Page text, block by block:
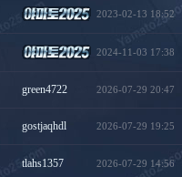
2023-02-13 18:52
2024-11-03 17:38
green4722 2026-07-29 20:47
gostjaqhdl 2026-07-29 19:25
tlahs1357 2026-07-29 14:56